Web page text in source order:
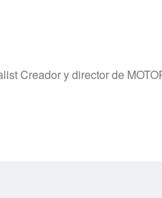
Creador y director de